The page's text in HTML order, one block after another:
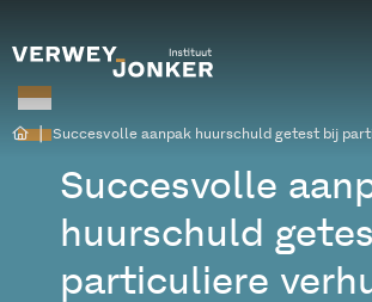
| Succesvolle aanpak huurschuld getest bij
Succesvolle
huurschuld
particuliere